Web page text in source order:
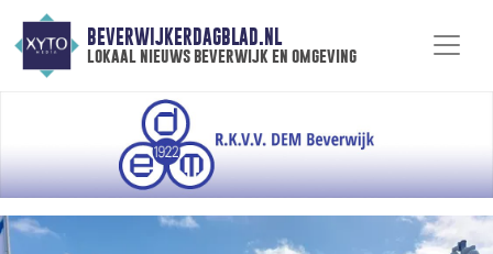
BEVERWIJKERDAGBLAD.NL
lokaal nieuws beverwijk en omgeving